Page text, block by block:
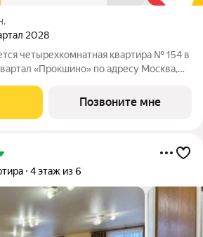
2028
четырехкомнатная квартира № 154 в
«Прокшино» по адресу Москва,
округ, район Коммунарка,
Позвоните мне
4 этаж из 6